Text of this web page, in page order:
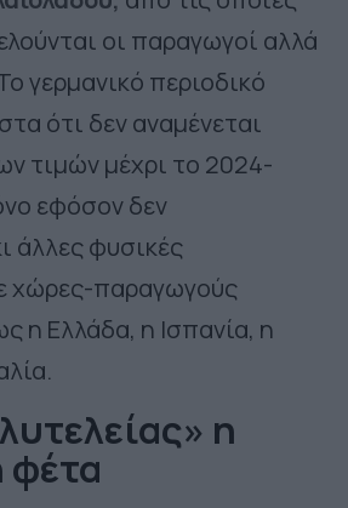
οι παραγωγοί αλλά
γερμανικό περιοδικό
ότι δεν αναμένεται
τιμών μέχρι το 2024-
εφόσον δεν
άλλες φυσικές
χώρες-παραγωγούς
η Ελλάδα, η Ισπανία, η
η
φέτα